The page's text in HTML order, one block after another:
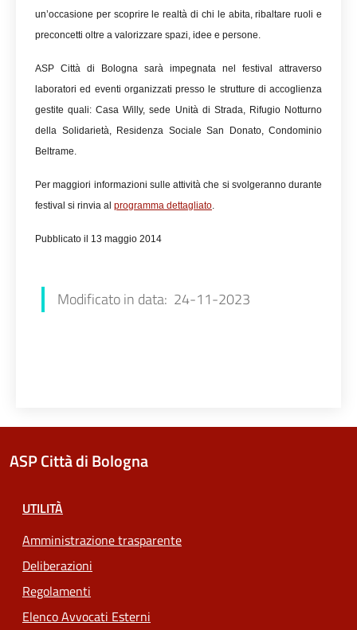
un’occasione per scoprire le realtà di chi le abita, ribaltare ruoli e
preconcetti oltre a valorizzare spazi, idee e persone.
ASP Città di Bologna sarà impegnata nel festival attraverso
laboratori ed eventi organizzati presso le strutture di accoglienza
gestite quali: Casa Willy, sede Unità di Strada, Rifugio Notturno
della Solidarietà, Residenza Sociale San Donato, Condominio
Beltrame.
Per maggiori informazioni sulle attività che si svolgeranno durante
festival si rinvia al programma dettagliato.
Pubblicato il 13 maggio 2014
Modificato in data: 24-11-2023
ASP Città di Bologna
UTILITÀ
Amministrazione trasparente
Deliberazioni
Regolamenti
Elenco Avvocati Esterni